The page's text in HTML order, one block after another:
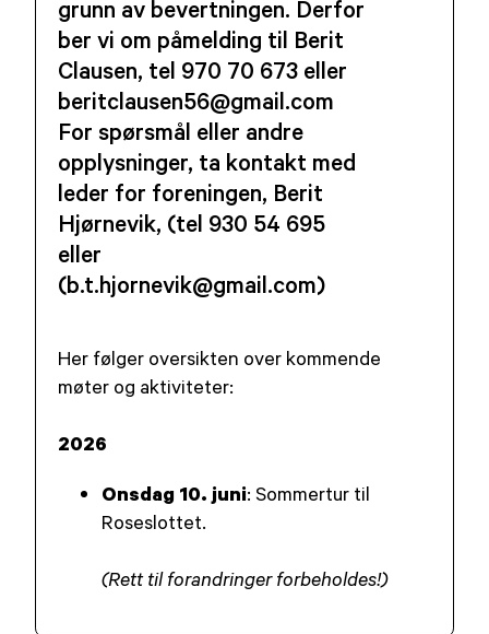
grunn av bevertningen. Derfor
ber vi om påmelding til Berit
Clausen, tel 970 70 673 eller
beritclausen56@gmail.com
For spørsmål eller andre
opplysninger, ta kontakt med
leder for foreningen, Berit
Hjørnevik, (tel 930 54 695
eller
(b.t.hjornevik@gmail.com)
Her følger oversikten over kommende
møter og aktiviteter:
2026
Onsdag 10. juni: Sommertur til
Roseslottet.
(Rett til forandringer forbeholdes!)